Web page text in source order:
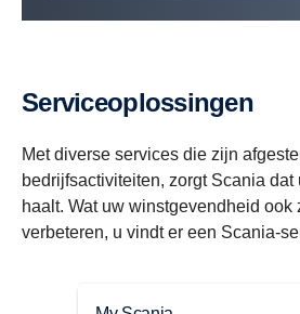
Serviceoplossingen
Met diverse services die zijn
bedrijfsactiviteiten, zorgt Scania
haalt. Wat uw winstgevendheid ook
verbeteren, u vindt er een Scania-